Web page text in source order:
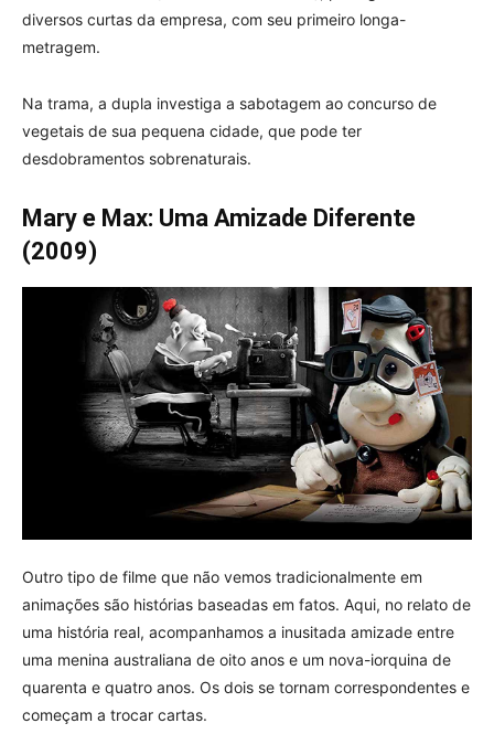
diversos curtas da empresa, com seu primeiro longa-
metragem.
Na trama, a dupla investiga a sabotagem ao concurso de
vegetais de sua pequena cidade, que pode ter
desdobramentos sobrenaturais.
Mary e Max: Uma Amizade Diferente
(2009)
Outro tipo de filme que não vemos tradicionalmente em
animações são histórias baseadas em fatos. Aqui, no relato de
uma história real, acompanhamos a inusitada amizade entre
uma menina australiana de oito anos e um nova-iorquina de
quarenta e quatro anos. Os dois se tornam correspondentes e
começam a trocar cartas.